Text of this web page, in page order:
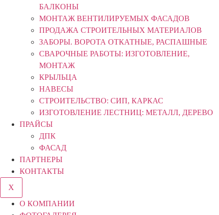
БАЛКОНЫ
МОНТАЖ ВЕНТИЛИРУЕМЫХ ФАСАДОВ
ПРОДАЖА СТРОИТЕЛЬНЫХ МАТЕРИАЛОВ
ЗАБОРЫ. ВОРОТА ОТКАТНЫЕ, РАСПАШНЫЕ
СВАРОЧНЫЕ РАБОТЫ: ИЗГОТОВЛЕНИЕ,
МОНТАЖ
КРЫЛЬЦА
НАВЕСЫ
СТРОИТЕЛЬСТВО: СИП, КАРКАС
ИЗГОТОВЛЕНИЕ ЛЕСТНИЦ: МЕТАЛЛ, ДЕРЕВО
ПРАЙСЫ
ДПК
ФАСАД
ПАРТНЕРЫ
КОНТАКТЫ
X
О КОМПАНИИ